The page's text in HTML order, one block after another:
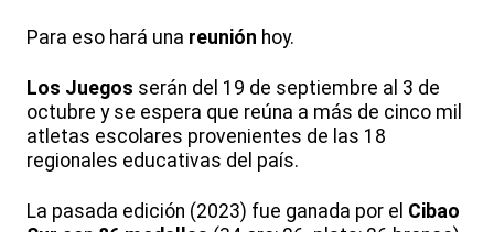
Para eso hará una reunión hoy.
Los Juegos serán del 19 de septiembre al 3 de
octubre y se espera que reúna a más de cinco mil
atletas escolares provenientes de las 18
regionales educativas del país.
La pasada edición (2023) fue ganada por el Cibao